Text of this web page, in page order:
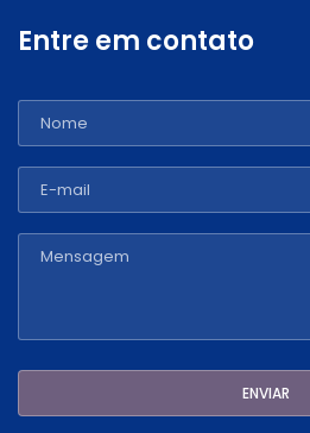
Entre em contato